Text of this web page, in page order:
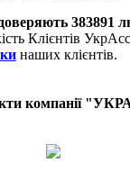
383891
Клієнтів
наших клієнтів.
компанії